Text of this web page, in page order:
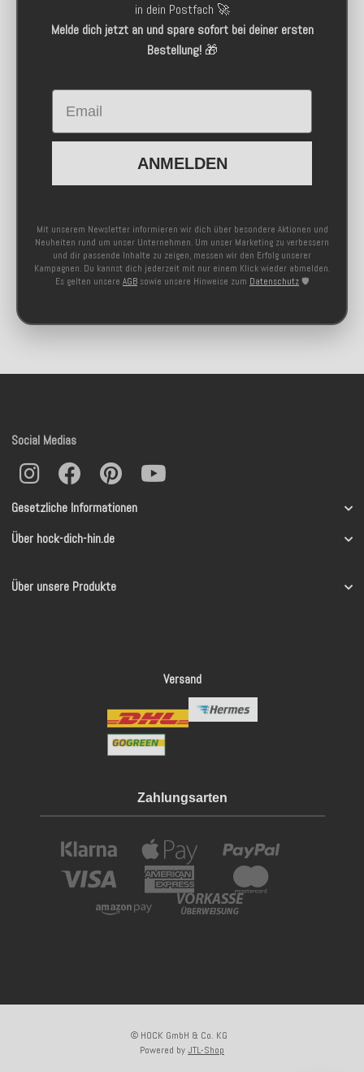
in dein Postfach 🚀
Melde dich jetzt an und spare sofort bei deiner ersten
Bestellung!🎁
Email
ANMELDEN
Mit unserem Newsletter informieren wir dich über besondere Aktionen und
Neuheiten rund um unser Unternehmen. Um unser Marketing zu verbessern
und dir passende Inhalte zu zeigen, messen wir den Erfolg unserer
Kampagnen. Du kannst dich jederzeit mit nur einem Klick wieder abmelden.
Es gelten unsere AGB sowie unsere Hinweise zum Datenschutz 🛡️
Gesetzliche Informationen
Über hock-dich-hin.de
Über unsere Produkte
Social Medias
Versand
Zahlungsarten
© HOCK GmbH & Co. KG
Powered byJTL-Shop